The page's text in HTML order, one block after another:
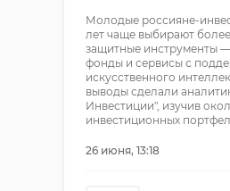
Молодые россияне-
лет чаще выбирают
защитные инструменты
фонды и сервисы с
искусственного
выводы сделали
Инвестиции", изучив
инвестиционных
26 июня, 13:18